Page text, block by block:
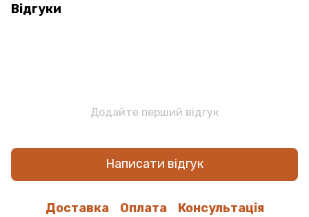
Відгуки
Додайте перший відгук
Написати відгук
Доставка Оплата Консультація